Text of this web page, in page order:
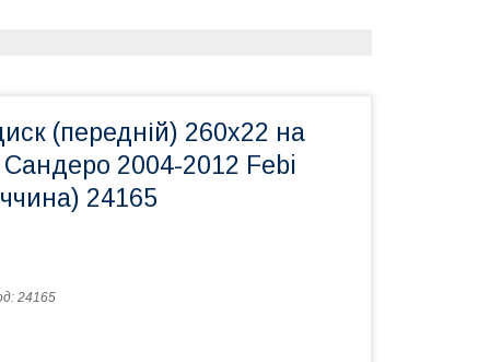
(передній) 260х22 на
2004-2012 Febi
24165
24165